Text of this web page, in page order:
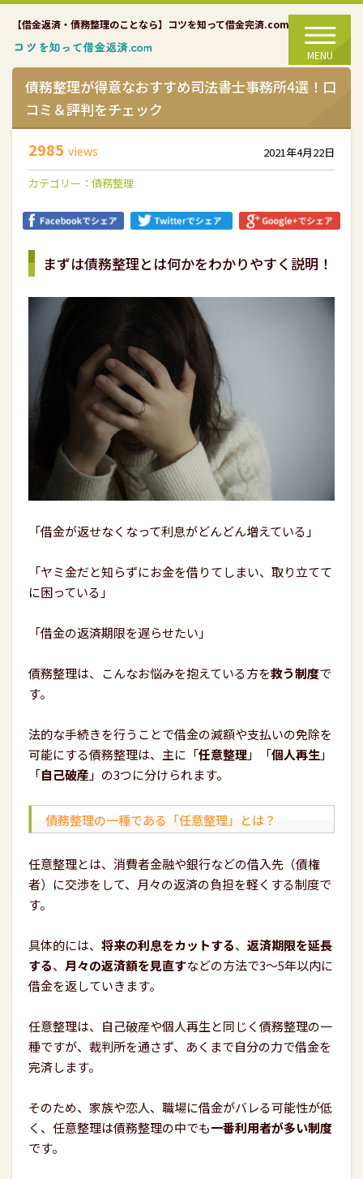
【借金返済・債務整理のことなら】コツを知って借金完済.com
MENU
債務整理が得意なおすすめ司法書士事務所4選！口
コミ＆評判をチェック
2985 views
2021年4月22日
カテゴリー： 債務整理
まずは債務整理とは何かをわかりやすく説明！
「借金が返せなくなって利息がどんどん増えている」
「ヤミ金だと知らずにお金を借りてしまい、取り立てて
に困っている」
「借金の返済期限を遅らせたい」
債務整理は、こんなお悩みを抱えている方を救う制度で
す。
法的な手続きを行うことで借金の減額や支払いの免除を
可能にする債務整理は、主に「任意整理」「個人再生」
「自己破産 」の3つに分けられます。
債務整理の一種である「任意整理」とは？
任意整理とは、消費者金融や銀行などの借入先（債権
者）に交渉をして、月々の返済の負担を軽くする制度で
す。
具体的には、 将来の利息をカットする、 返済期限を延長
する、 月々の返済額を見直すなどの方法で3～5年以内に
借金を返していきます。
任意整理は、自己破産や個人再生と同じく債務整理の一
種ですが、裁判所を通さず、あくまで自分の力で借金を
完済します。
そのため、家族や恋人、職場に借金がバレる可能性が低
く、任意整理は債務整理の中でも一番利用者が多い制度
です。